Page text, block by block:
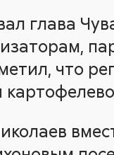
глава
что